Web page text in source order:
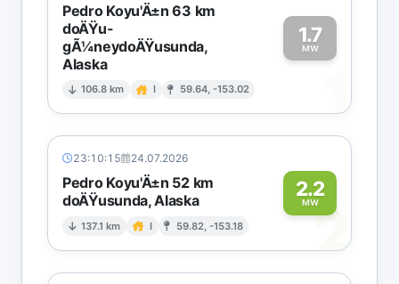
Pedro Koyu'Ä±n 63 km
doÄŸu-
gÃ¼neydoÄŸusunda,
Alaska
106.8 km I 59.64, -153.02
1.7
MW
1
23:10:15 24.07.2026
Pedro Koyu'Ä±n 52 km
doÄŸusunda, Alaska
137.1 km I 59.82, -153.18
2.2
MW
2